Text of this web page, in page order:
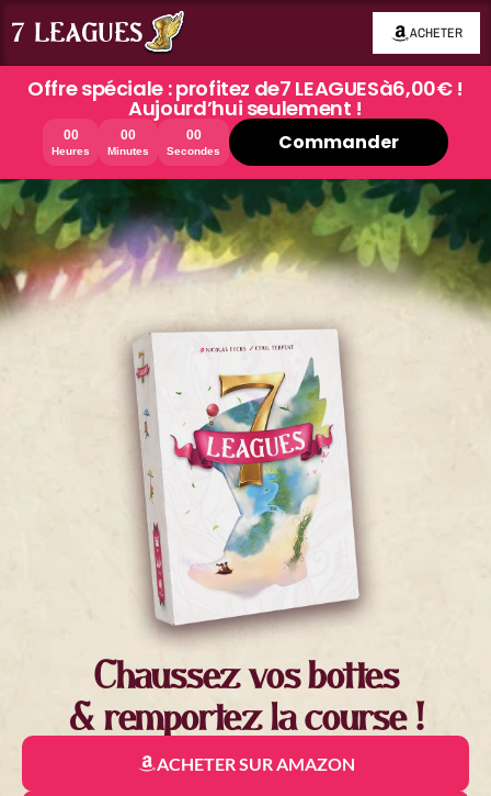
7 LEAGUES ACHETER
Chaussez vos bottes
& remportez la course !
ACHETER SUR AMAZON
Offre spéciale : profitez de7 LEAGUESà6,00€ !
Aujourd’hui seulement !
00
Heures
00
Minutes
00
Secondes Commander